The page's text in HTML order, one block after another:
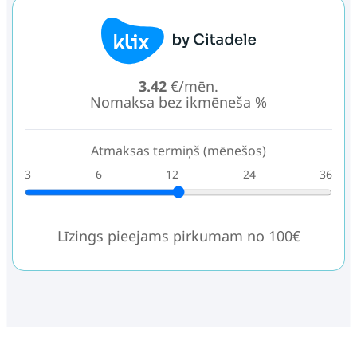
3.42 €/mēn.
Nomaksa bez ikmēneša %
Atmaksas termiņš (mēnešos)
3 6 12 24 36
Līzings pieejams pirkumam no 100€